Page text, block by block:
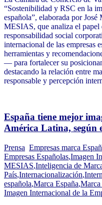
“Sostenibilidad y RSC en la
española”, elaborada por
MESIAS, que analiza el papel
responsabilidad social
internacional de las empresas
herramientas y
— para fortalecer su
destacando la relación entre
responsable y percepción
España tiene mejor
América Latina, según
Prensa Empresas marca
Empresas Españolas,Imagen
MESIAS,Inteligencia de
País,Internacionalización,
española,Marca España,Marca
Imagen Internacional de la